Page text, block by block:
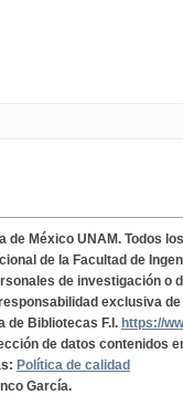
de México UNAM. Todos
de la Facultad de
de investigación o
exclusiva
de Bibliotecas F.I. https://
de datos contenidos
Política de calidad
García.